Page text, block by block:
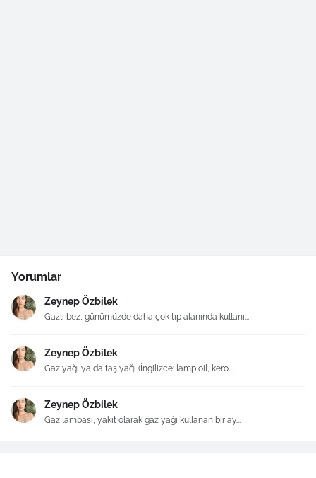
Yorumlar
Zeynep Özbilek
Gazlı bez, günümüzde daha çok tıp alanında kullanı...
Zeynep Özbilek
Gaz yağı ya da taş yağı (İngilizce: lamp oil, kero...
Zeynep Özbilek
Gaz lambası, yakıt olarak gaz yağı kullanan bir ay...